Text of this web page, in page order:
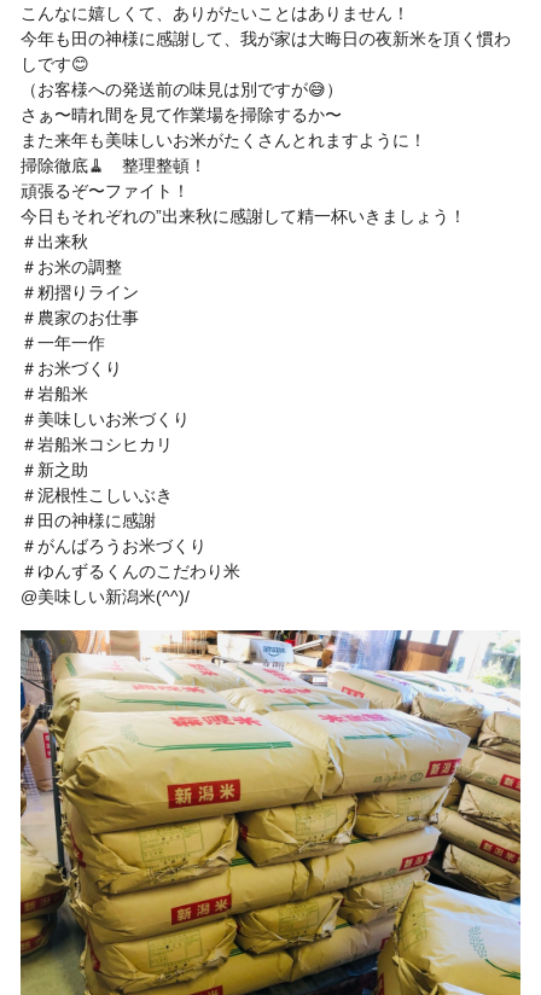
こんなに嬉しくて、ありがたいことはありません！
今年も田の神様に感謝して、我が家は大晦日の夜新米を頂く慣わ
しです😊
（お客様への発送前の味見は別ですが😅）
さぁ〜晴れ間を見て作業場を掃除するか〜
また来年も美味しいお米がたくさんとれますように！
掃除徹底🧹 整理整頓！
頑張るぞ〜ファイト！
今日もそれぞれの”出来秋に感謝して精一杯いきましょう！
＃出来秋
＃お米の調整
＃籾摺りライン
＃農家のお仕事
＃一年一作
＃お米づくり
＃岩船米
＃美味しいお米づくり
＃岩船米コシヒカリ
＃新之助
＃泥根性こしいぶき
＃田の神様に感謝
＃がんばろうお米づくり
＃ゆんずるくんのこだわり米
@美味しい新潟米(^^)/